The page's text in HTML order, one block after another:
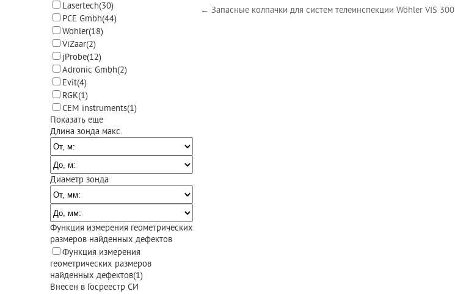
Lasertech(30)
PCE Gmbh(44)
Wohler(18)
ViZaar(2)
jProbe(12)
Adronic Gmbh(2)
Evit(4)
RGK(1)
CEM instruments(1)
Показать еще
Длина зонда макс.
Диаметр зонда
Функция измерения геометрических
размеров найденных дефектов
Функция измерения
геометрических размеров
найденных дефектов(1)
Внесен в Госреестр СИ
← Запасные колпачки для систем телеинспекции Wöhler VIS 300